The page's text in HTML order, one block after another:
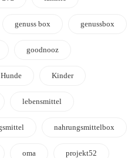
genuss box genussbox
goodnooz
Hunde Kinder
lebensmittel
nahrungsmittelbox
oma projekt52